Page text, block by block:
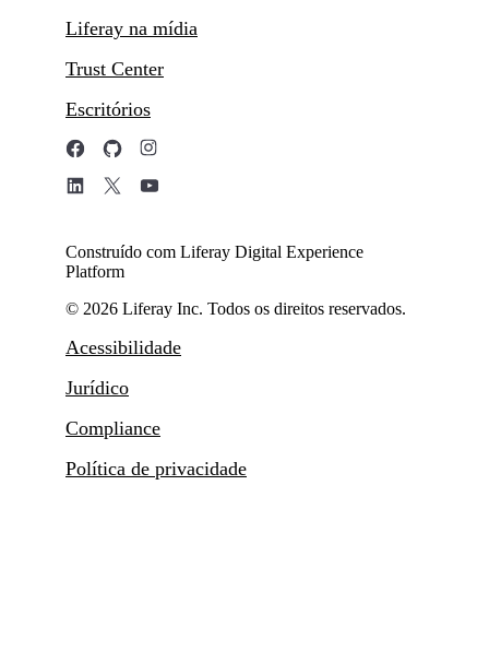
Liferay na mídia
Trust Center
Escritórios
Construído com Liferay Digital Experience
Platform
© 2026 Liferay Inc. Todos os direitos reservados.
Acessibilidade
Jurídico
Compliance
Política de privacidade